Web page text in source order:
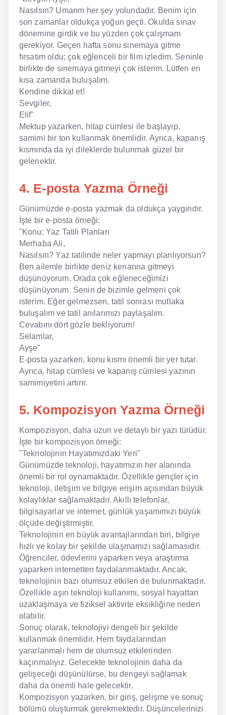
Nasılsın? Umarım her şey yolundadır. Benim için
son zamanlar oldukça yoğun geçti. Okulda sınav
dönemine girdik ve bu yüzden çok çalışmam
gerekiyor. Geçen hafta sonu sinemaya gitme
fırsatım oldu; çok eğlenceli bir film izledim. Seninle
birlikte de sinemaya gitmeyi çok isterim. Lütfen en
kısa zamanda buluşalım.
Kendine dikkat et!
Sevgiler,
Elif"
Mektup yazarken, hitap cümlesi ile başlayıp,
samimi bir ton kullanmak önemlidir. Ayrıca, kapanış
kısmında da iyi dileklerde bulunmak güzel bir
gelenektir.
4. E-posta Yazma Örneği
Günümüzde e-posta yazmak da oldukça yaygındır.
İşte bir e-posta örneği:
"Konu: Yaz Tatili Planları
Merhaba Ali,
Nasılsın? Yaz tatilinde neler yapmayı planlıyorsun?
Ben ailemle birlikte deniz kenarına gitmeyi
düşünüyorum. Orada çok eğleneceğimizi
düşünüyorum. Senin de bizimle gelmeni çok
isterim. Eğer gelmezsen, tatil sonrası mutlaka
buluşalım ve tatil anılarımızı paylaşalım.
Cevabını dört gözle bekliyorum!
Selamlar,
Ayşe"
E-posta yazarken, konu kısmı önemli bir yer tutar.
Ayrıca, hitap cümlesi ve kapanış cümlesi yazının
samimiyetini artırır.
5. Kompozisyon Yazma Örneği
Kompozisyon, daha uzun ve detaylı bir yazı türüdür.
İşte bir kompozisyon örneği:
"Teknolojinin Hayatımızdaki Yeri"
Günümüzde teknoloji, hayatımızın her alanında
önemli bir rol oynamaktadır. Özellikle gençler için
teknoloji, iletişim ve bilgiye erişim açısından büyük
kolaylıklar sağlamaktadır. Akıllı telefonlar,
bilgisayarlar ve internet, günlük yaşamımızı büyük
ölçüde değiştirmiştir.
Teknolojinin en büyük avantajlarından biri, bilgiye
hızlı ve kolay bir şekilde ulaşmamızı sağlamasıdır.
Öğrenciler, ödevlerini yaparken veya araştırma
yaparken internetten faydalanmaktadır. Ancak,
teknolojinin bazı olumsuz etkileri de bulunmaktadır.
Özellikle aşırı teknoloji kullanımı, sosyal hayattan
uzaklaşmaya ve fiziksel aktivite eksikliğine neden
olabilir.
Sonuç olarak, teknolojiyi dengeli bir şekilde
kullanmak önemlidir. Hem faydalarından
yararlanmalı hem de olumsuz etkilerinden
kaçınmalıyız. Gelecekte teknolojinin daha da
gelişeceği düşünülürse, bu dengeyi sağlamak
daha da önemli hale gelecektir.
Kompozisyon yazarken, bir giriş, gelişme ve sonuç
bölümü oluşturmak gerekmektedir. Düşüncelerinizi